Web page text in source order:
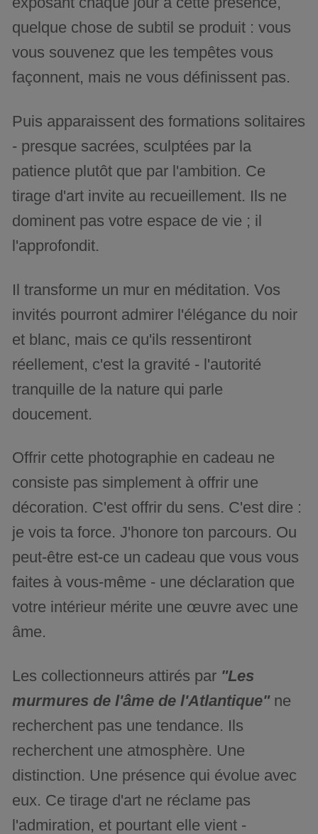
quelque chose de subtil se produit : vous
vous souvenez que les tempêtes vous
façonnent, mais ne vous définissent pas.
Puis apparaissent des formations solitaires
- presque sacrées, sculptées par la
patience plutôt que par l'ambition. Ce
tirage d'art invite au recueillement. Ils ne
dominent pas votre espace de vie ; il
l'approfondit.
Il transforme un mur en méditation. Vos
invités pourront admirer l'élégance du noir
et blanc, mais ce qu'ils ressentiront
réellement, c'est la gravité - l'autorité
tranquille de la nature qui parle
doucement.
Offrir cette photographie en cadeau ne
consiste pas simplement à offrir une
décoration. C'est offrir du sens. C'est dire :
je vois ta force. J'honore ton parcours. Ou
peut-être est-ce un cadeau que vous vous
faites à vous-même - une déclaration que
votre intérieur mérite une œuvre avec une
âme.
Les collectionneurs attirés par "Les
murmures de l'âme de l'Atlantique"ne
recherchent pas une tendance. Ils
recherchent une atmosphère. Une
distinction. Une présence qui évolue avec
eux. Ce tirage d'art ne réclame pas
l'admiration, et pourtant elle vient -